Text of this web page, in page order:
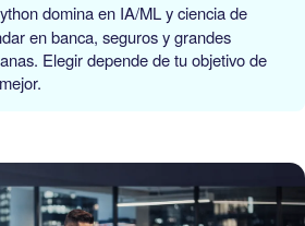
domina en IA/ML y ciencia de
en banca, seguros y grandes
Elegir depende de tu objetivo de